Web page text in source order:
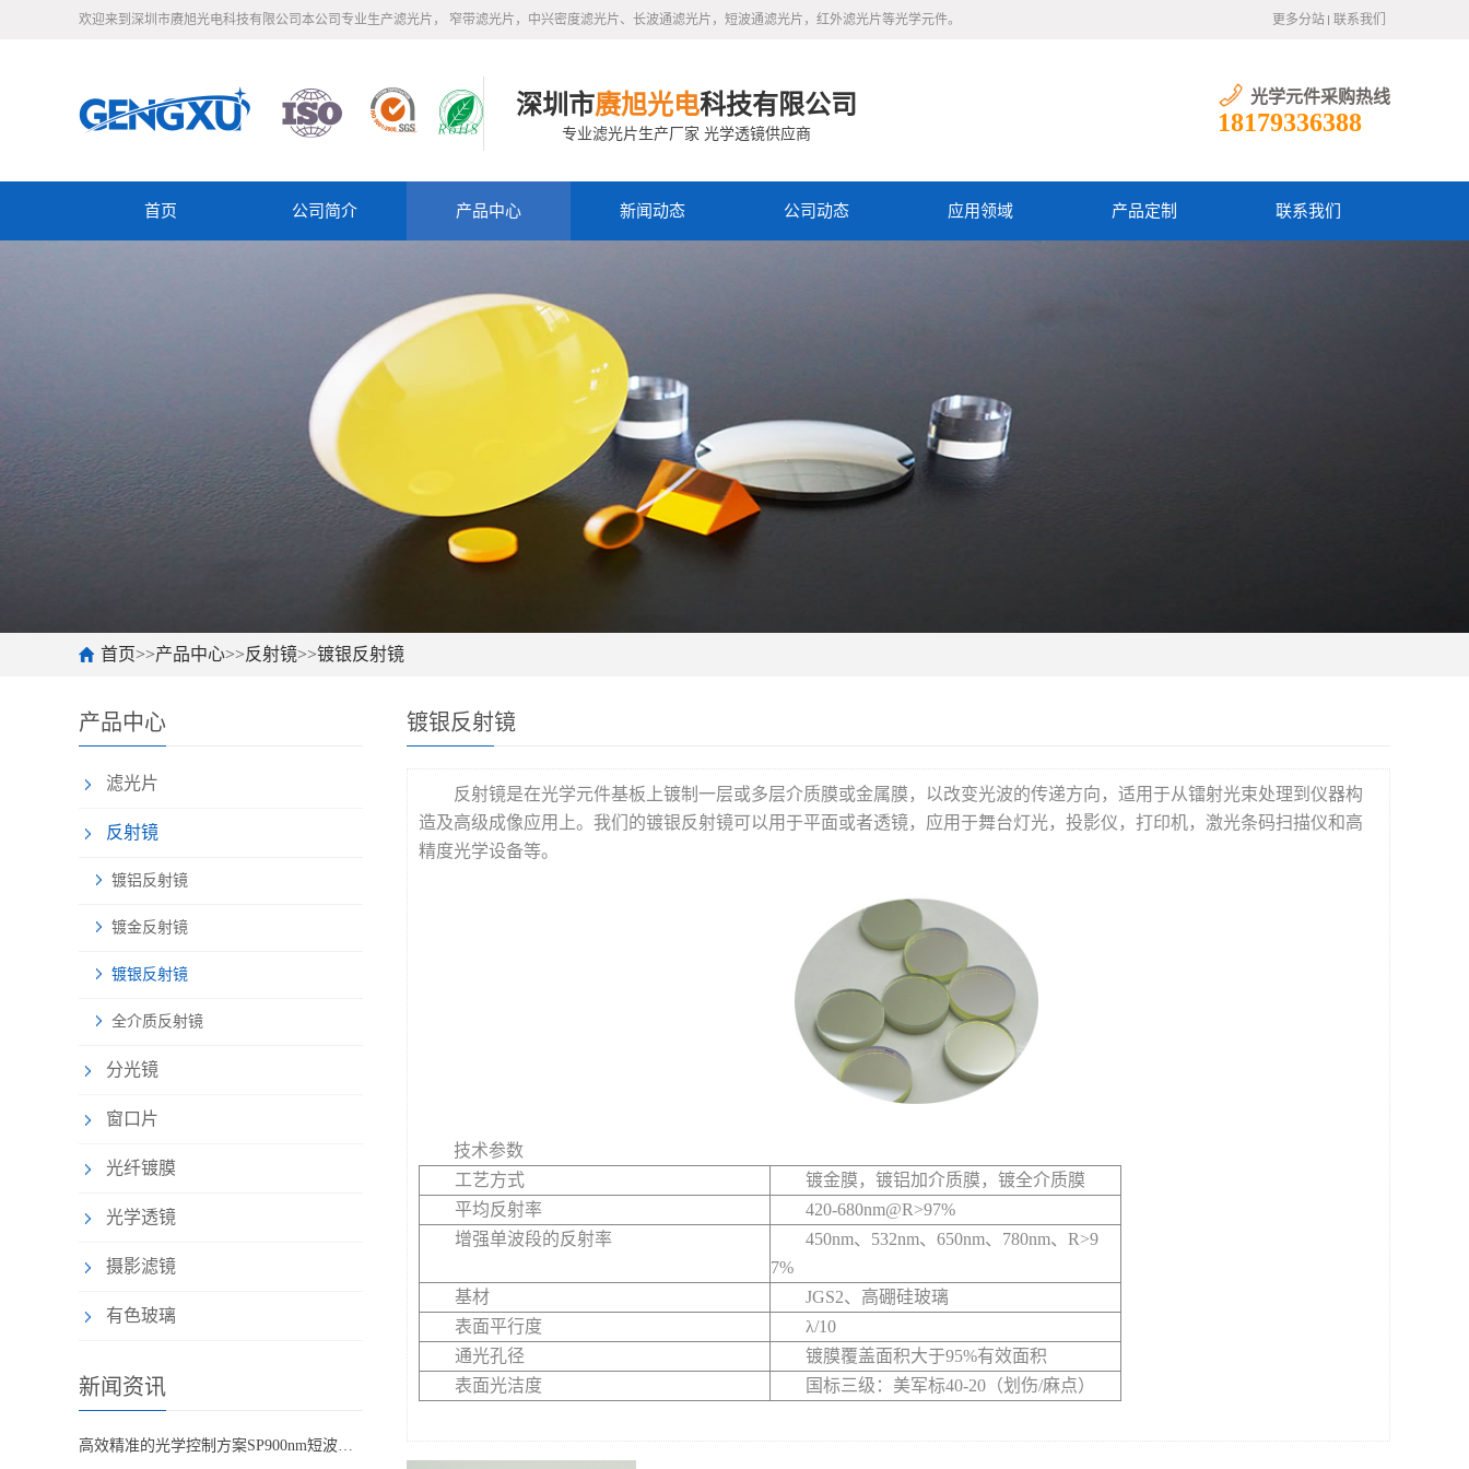
欢迎来到深圳市赓旭光电科技有限公司本公司专业生产滤光片， 窄带滤光片，中兴密度滤光片、长波通滤光片，短波通滤光片，红外滤光片等光学元件。 更多分站 联系我们
深圳市赓旭光电科技有限公司
专业滤光片生产厂家 光学透镜供应商
光学元件采购热线
18179336388
首页 公司简介 产品中心 新闻动态 公司动态 应用领域 产品定制 联系我们
首页>>产品中心>>反射镜>>镀银反射镜
产品中心
滤光片
反射镜
镀铝反射镜
镀金反射镜
镀银反射镜
全介质反射镜
分光镜
窗口片
光纤镀膜
光学透镜
摄影滤镜
有色玻璃
新闻资讯
高效精准的光学控制方案SP900nm短波通滤光片
镀银反射镜
反射镜是在光学元件基板上镀制一层或多层介质膜或金属膜，以改变光波的传递方向，适用于从镭射光束处理到仪器构
造及高级成像应用上。我们的镀银反射镜可以用于平面或者透镜，应用于舞台灯光，投影仪，打印机，激光条码扫描仪和高
精度光学设备等。
技术参数
工艺方式
镀金膜，镀铝加介质膜，镀全介质膜
平均反射率
420-680nm@R>97%
增强单波段的反射率
450nm、532nm、650nm、780nm、R>9
7%
基材
JGS2、高硼硅玻璃
表面平行度
λ/10
通光孔径
镀膜覆盖面积大于95%有效面积
表面光洁度
国标三级：美军标40-20（划伤/麻点）